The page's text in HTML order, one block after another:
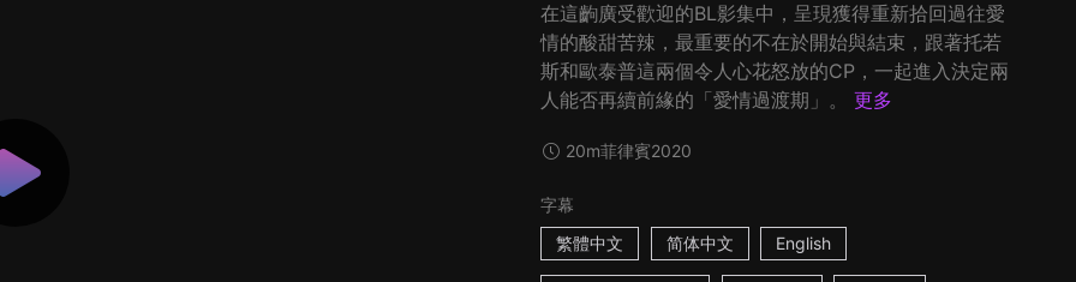
在這齣廣受歡迎的BL影集中，呈現獲得重新拾回過往愛
情的酸甜苦辣，最重要的不在於開始與結束，跟著托若
斯和歐泰普這兩個令人心花怒放的CP，一起進入決定兩
人能否再續前緣的「愛情過渡期」。
更多
20m菲律賓2020
字幕
繁體中文
简体中文 English